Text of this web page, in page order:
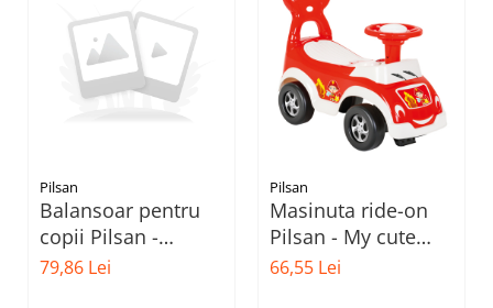
Pilsan
Balansoar pentru
copii Pilsan -
Motocicleta, verde
79,86 Lei
Pilsan
Masinuta ride-on
Pilsan - My cute
first car, rosu
66,55 Lei